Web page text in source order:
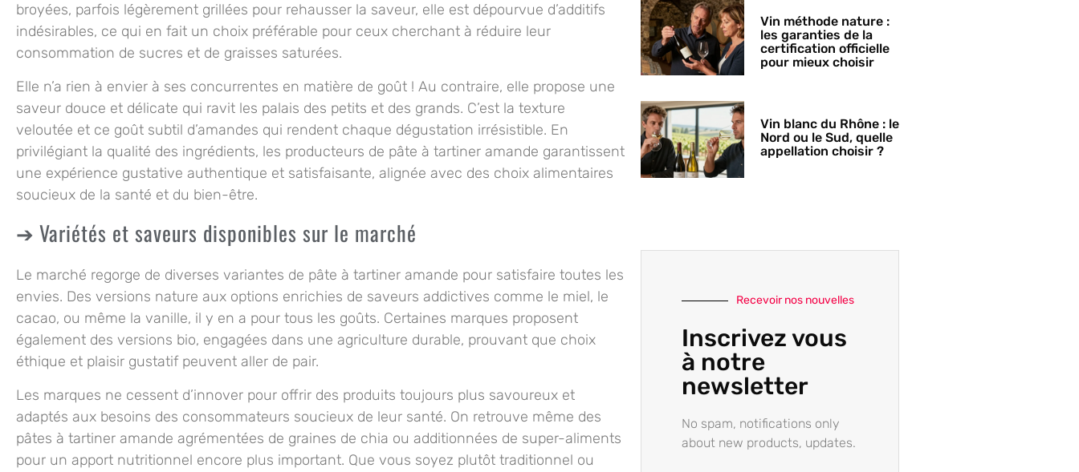
broyées, parfois légèrement grillées pour rehausser la saveur, elle est dépourvue d’additifs
indésirables, ce qui en fait un choix préférable pour ceux cherchant à réduire leur
consommation de sucres et de graisses saturées.
Elle n’a rien à envier à ses concurrentes en matière de goût ! Au contraire, elle propose une
saveur douce et délicate qui ravit les palais des petits et des grands. C’est la texture
veloutée et ce goût subtil d’amandes qui rendent chaque dégustation irrésistible. En
privilégiant la qualité des ingrédients, les producteurs de pâte à tartiner amande garantissent
une expérience gustative authentique et satisfaisante, alignée avec des choix alimentaires
soucieux de la santé et du bien-être.
Variétés et saveurs disponibles sur le marché
Le marché regorge de diverses variantes de pâte à tartiner amande pour satisfaire toutes les
envies. Des versions nature aux options enrichies de saveurs addictives comme le miel, le
cacao, ou même la vanille, il y en a pour tous les goûts. Certaines marques proposent
également des versions bio, engagées dans une agriculture durable, prouvant que choix
éthique et plaisir gustatif peuvent aller de pair.
Les marques ne cessent d’innover pour offrir des produits toujours plus savoureux et
adaptés aux besoins des consommateurs soucieux de leur santé. On retrouve même des
pâtes à tartiner amande agrémentées de graines de chia ou additionnées de super-aliments
pour un apport nutritionnel encore plus important. Que vous soyez plutôt traditionnel ou
Vin méthode nature :
les garanties de la
certification officielle
pour mieux choisir
Vin blanc du Rhône : le
Nord ou le Sud, quelle
appellation choisir ?
Recevoir nos nouvelles
Inscrivez vous
à notre
newsletter
No spam, notifications only
about new products, updates.